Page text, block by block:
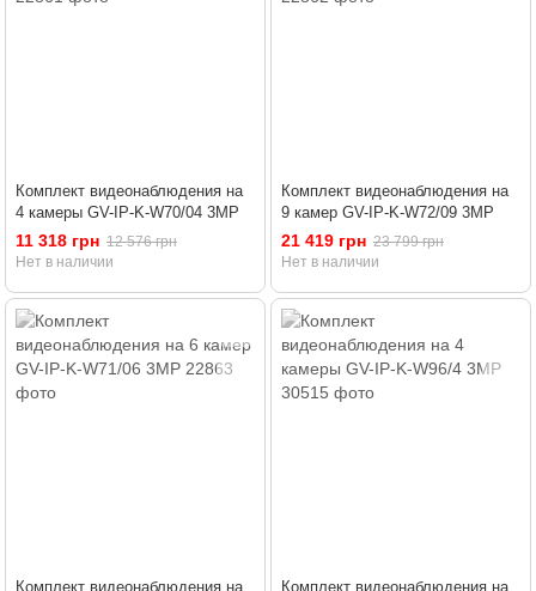
Комплект видеонаблюдения на
4 камеры GV-IP-K-W70/04 3MP
11 318 грн 12 576 грн
Нет в наличии
Комплект видеонаблюдения на
9 камер GV-IP-K-W72/09 3MP
21 419 грн 23 799 грн
Нет в наличии
Комплект видеонаблюдения на
Комплект видеонаблюдения на